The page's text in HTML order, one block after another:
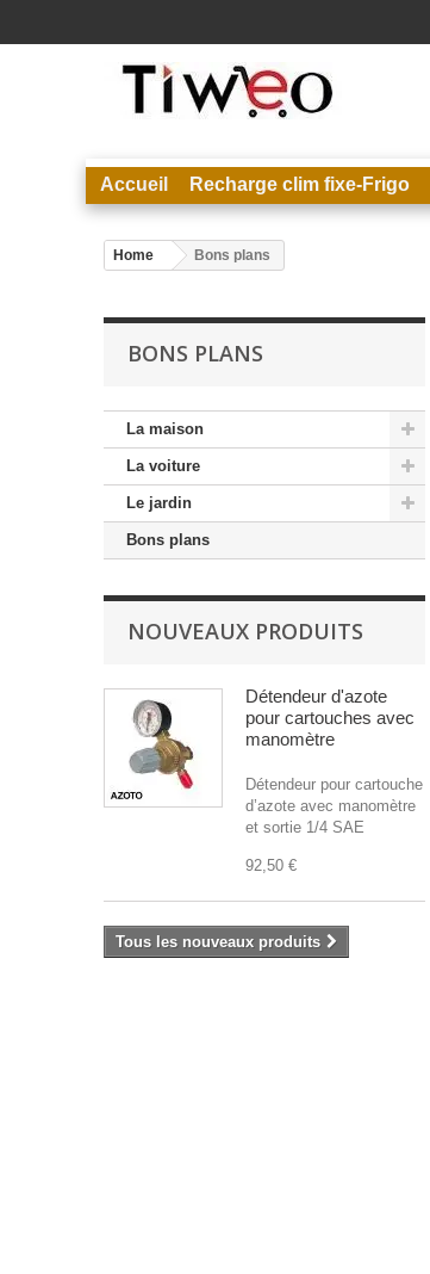
Accueil Recharge clim fixe-Frigo
Home Bons plans
BONS PLANS
La maison
La voiture
Le jardin
Bons plans
NOUVEAUX PRODUITS
Détendeur d'azote
pour cartouches avec
manomètre
Détendeur pour cartouche
d’azote avec manomètre
et sortie 1/4 SAE
92,50 €
Tous les nouveaux produits